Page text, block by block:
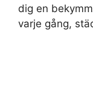
dig en
varje gång,